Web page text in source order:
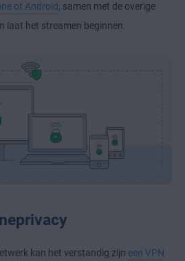
of Android , samen met de overige
laat het streamen beginnen.
kan het verstandig zijn een VPN